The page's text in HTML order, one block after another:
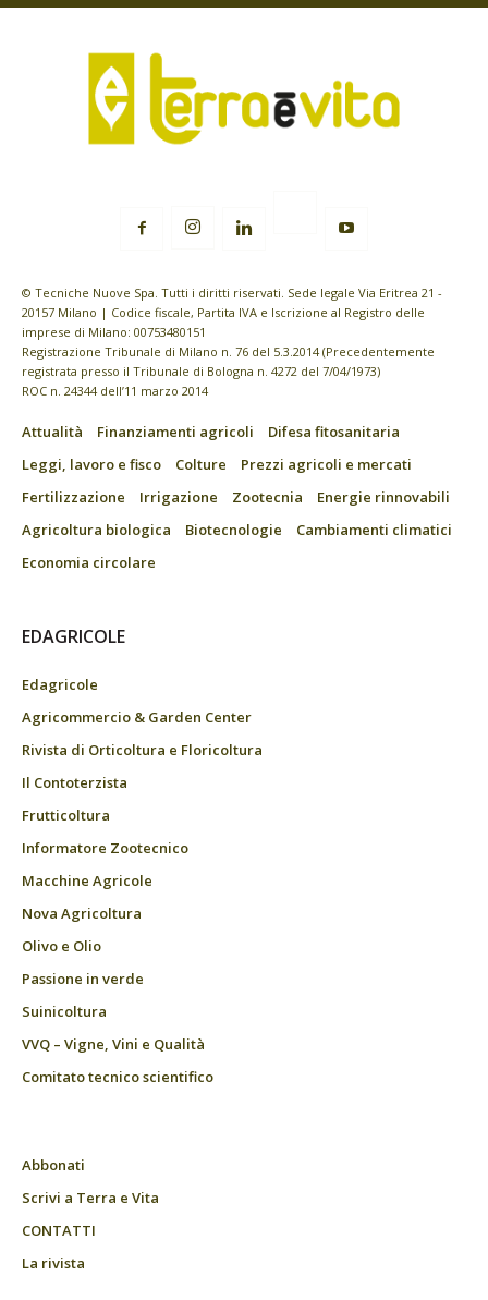
© Tecniche Nuove Spa. Tutti i diritti riservati. Sede legale Via Eritrea 21 -
20157 Milano | Codice fiscale, Partita IVA e Iscrizione al Registro delle
imprese di Milano: 00753480151
Registrazione Tribunale di Milano n. 76 del 5.3.2014 (Precedentemente
registrata presso il Tribunale di Bologna n. 4272 del 7/04/1973)
ROC n. 24344 dell’11 marzo 2014
Attualità Finanziamenti agricoli
Difesa fitosanitaria
Leggi, lavoro e fisco
Colture
Prezzi agricoli e mercati
Fertilizzazione
Irrigazione Zootecnia
Energie rinnovabili
Agricoltura biologica
Biotecnologie
Cambiamenti climatici
Economia circolare
EDAGRICOLE
Edagricole
Agricommercio & Garden Center
Rivista di Orticoltura e Floricoltura
Il Contoterzista
Frutticoltura
Informatore Zootecnico
Macchine Agricole
Nova Agricoltura
Olivo e Olio
Passione in verde
Suinicoltura
VVQ – Vigne, Vini e Qualità
Comitato tecnico scientifico
Abbonati
Scrivi a Terra e Vita
CONTATTI
La rivista